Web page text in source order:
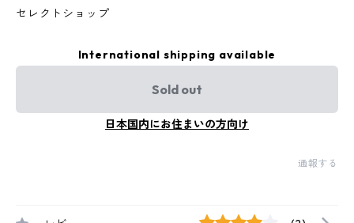
セレクトショップ
International shipping available
Sold out
日本国内にお住まいの方向け
通報する